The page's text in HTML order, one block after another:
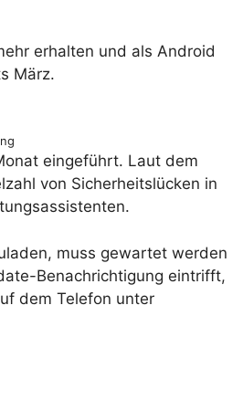
erhalten und als Android
März.
eingeführt. Laut dem
von Sicherheitslücken in
muss gewartet werden
Benachrichtigung eintrifft,
dem Telefon unter